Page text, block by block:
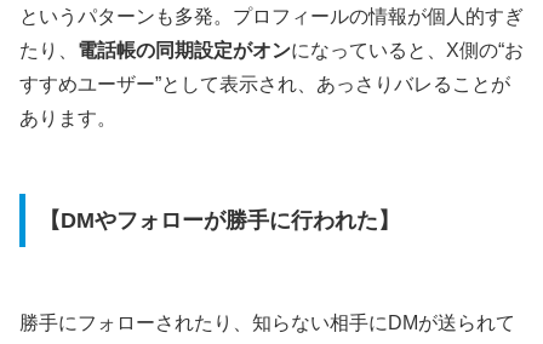
というパターンも多発。プロフィールの情報が個人的すぎ
たり、 電話帳の同期設定がオンになっていると、X側の“お
すすめユーザー”として表示され、あっさりバレることが
あります。
【DMやフォローが勝手に行われた】
勝手にフォローされたり、知らない相手にDMが送られて